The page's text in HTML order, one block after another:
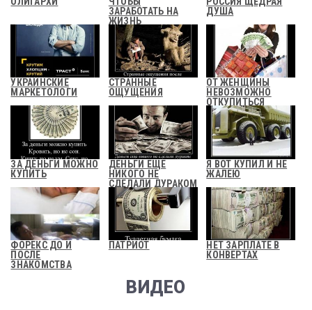
ЗАРАБОТАТЬ НА
ЖИЗНЬ
ДУША
УКРАИНСКИЕ
МАРКЕТОЛОГИ
СТРАННЫЕ
ОЩУЩЕНИЯ
ОТ ЖЕНЩИНЫ
НЕВОЗМОЖНО
ОТКУПИТЬСЯ
ДЕНЬГАМИ
ЗА ДЕНЬГИ МОЖНО
КУПИТЬ
ДЕНЬГИ ЕЩЕ
НИКОГО НЕ
СДЕЛАЛИ ДУРАКОМ
Я ВОТ КУПИЛ И НЕ
ЖАЛЕЮ
ФОРЕКС ДО И
ПОСЛЕ
ЗНАКОМСТВА
ПАТРИОТ
НЕТ ЗАРПЛАТЕ В
КОНВЕРТАХ
ВИДЕО